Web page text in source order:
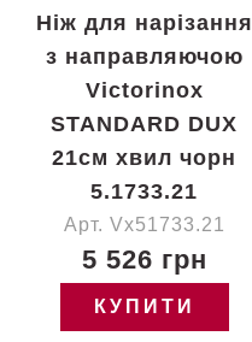
Ніж для нарізання
з направляючою
Victorinox
STANDARD DUX
21см хвил чорн
5.1733.21
Арт. Vx51733.21
5 526 грн
КУПИТИ